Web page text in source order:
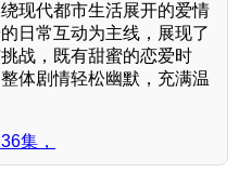
现代都市生活展开的爱情
日常互动为主线，展现了
战，既有甜蜜的恋爱时
体剧情轻松幽默，充满温
集，